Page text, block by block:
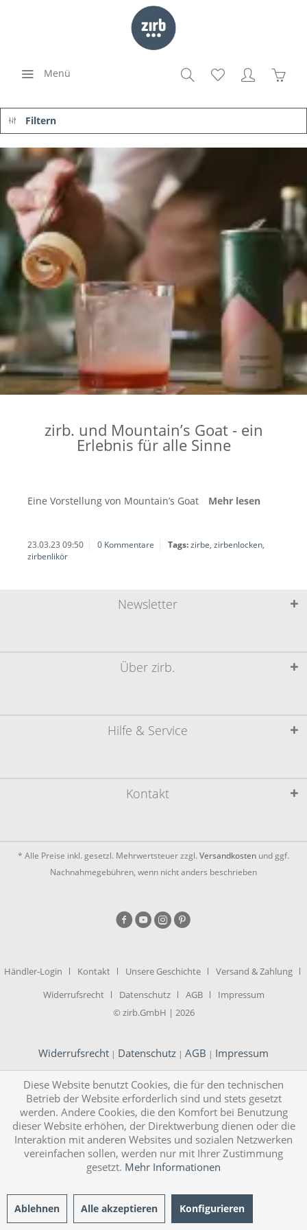
Menü
Filtern
zirb. und Mountain’s Goat - ein
Erlebnis für alle Sinne
Eine Vorstellung von Mountain’s Goat Mehr lesen
23.03.23 09:50 0 Kommentare Tags:zirbe, zirbenlocken,
zirbenlikör
Kontakt
Hilfe & Service
Über zirb.
Newsletter
* Alle Preise inkl. gesetzl. Mehrwertsteuer zzgl. Versandkosten und ggf.
Nachnahmegebühren, wenn nicht anders beschrieben
Händler-Login Kontakt Unsere Geschichte
Versand & Zahlung
Widerrufsrecht
Datenschutz AGB
Impressum
© zirb.GmbH | 2026
Widerrufsrecht | Datenschutz | AGB | Impressum
Diese Website benutzt Cookies, die für den technischen
Betrieb der Website erforderlich sind und stets gesetzt
werden. Andere Cookies, die den Komfort bei Benutzung
dieser Website erhöhen, der Direktwerbung dienen oder die
Interaktion mit anderen Websites und sozialen Netzwerken
vereinfachen sollen, werden nur mit Ihrer Zustimmung
gesetzt. Mehr Informationen
Ablehnen Alle akzeptieren Konfigurieren